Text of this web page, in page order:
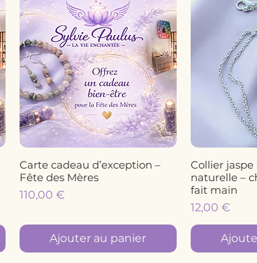
Aperçu rapide
Carte cadeau d’exception –
Fête des Mères
Prix
110,00 €
Ajouter au panier
Collier
naturelle –
fait main
Prix
12,00 €